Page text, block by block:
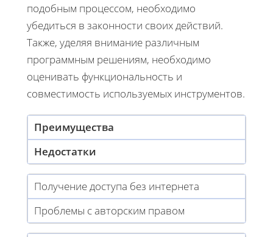
подобным процессом, необходимо
убедиться в законности своих действий.
Также, уделяя внимание различным
программным решениям, необходимо
оценивать функциональность и
совместимость используемых инструментов.
Преимущества
Недостатки
Получение доступа без интернета
Проблемы с авторским правом